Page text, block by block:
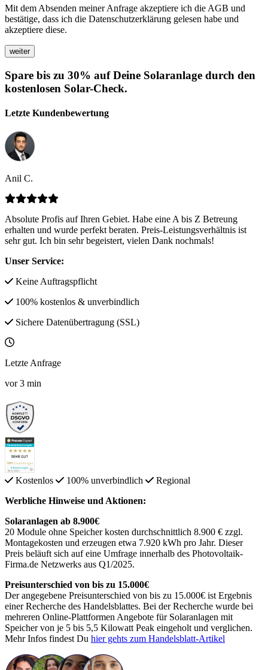
Mit dem Absenden meiner Anfrage akzeptiere ich die AGB und
bestätige, dass ich die Datenschutzerklärung gelesen habe und
akzeptiere diese.
Spare bis zu 30% auf Deine Solaranlage durch den
kostenlosen Solar-Check.
Letzte Kundenbewertung
Anil C.
Absolute Profis auf Ihren Gebiet. Habe eine A bis Z Betreung
erhalten und wurde perfekt beraten. Preis-Leistungsverhältnis ist
sehr gut. Ich bin sehr begeistert, vielen Dank nochmals!
Unser Service:
Keine Auftragspflicht
100% kostenlos & unverbindlich
Sichere Datenübertragung (SSL)
Letzte Anfrage
vor3 min
Kostenlos 100% unverbindlich
Regional
Werbliche Hinweise und Aktionen:
Solaranlagen ab 8.900€
20 Module ohne Speicher kosten durchschnittlich 8.900 € zzgl.
Montagekosten und erzeugen etwa 7.920 kWh pro Jahr. Dieser
Preis beläuft sich auf eine Umfrage innerhalb des Photovoltaik-
Firma.de Netzwerks aus Q1/2025.
Preisunterschied von bis zu 15.000€
Der angegebene Preisunterschied von bis zu 15.000€ ist Ergebnis
einer Recherche des Handelsblattes. Bei der Recherche wurde bei
mehreren Online-Plattformen Angebote für Solaranlagen mit
Speicher von je 5 bis 5,5 Kilowatt Peak eingeholt und verglichen.
Mehr Infos findest Du hier gehts zum Handelsblatt-Artikel